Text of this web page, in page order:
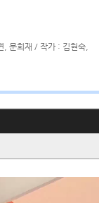
, 문희재 / 작가 : 김현숙,